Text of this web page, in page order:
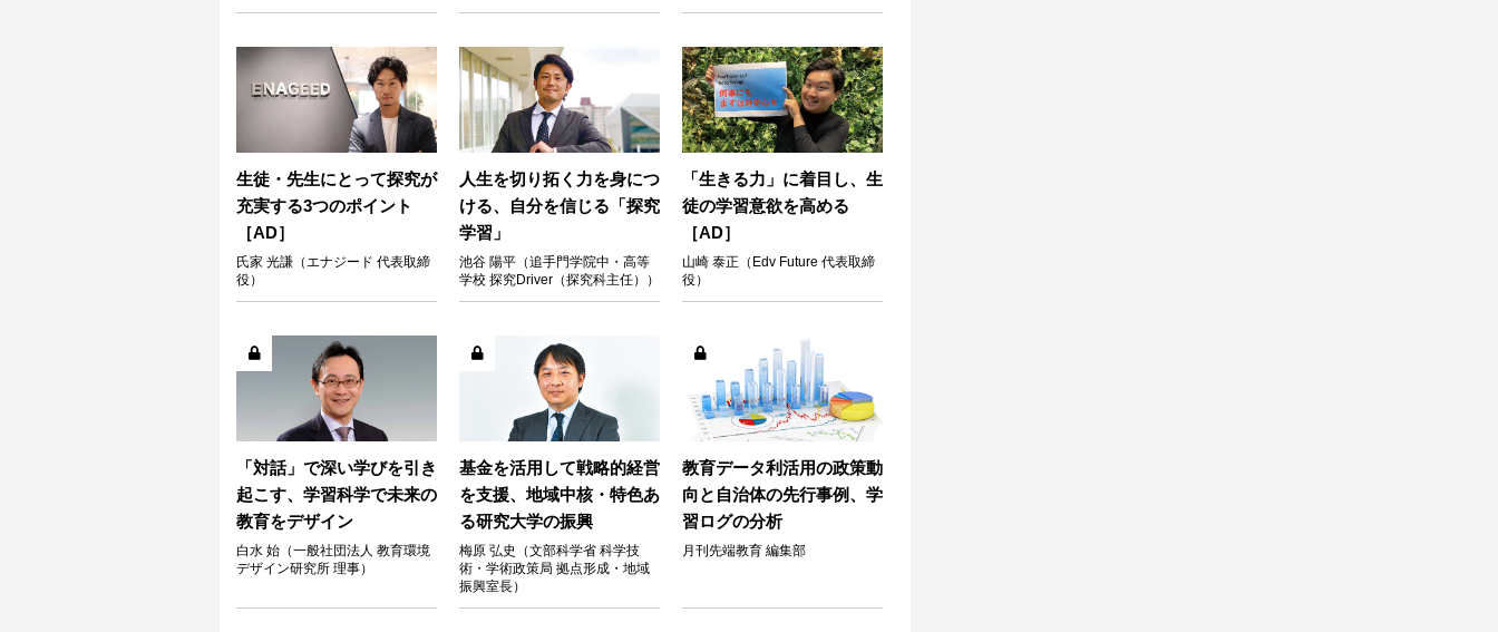
生徒・先生にとって探究が
充実する3つのポイント
［AD］
氏家 光謙（エナジード 代表取締
役）
人生を切り拓く力を身につ
ける、自分を信じる「探究
学習」
池谷 陽平（追手門学院中・高等
学校 探究Driver（探究科主任））
「生きる力」に着目し、生
徒の学習意欲を高める
［AD］
山崎 泰正（Edv Future 代表取締
役）
「対話」で深い学びを引き
起こす、学習科学で未来の
教育をデザイン
白水 始（一般社団法人 教育環境
デザイン研究所 理事）
基金を活用して戦略的経営
を支援、地域中核・特色あ
る研究大学の振興
梅原 弘史（文部科学省 科学技
術・学術政策局 拠点形成・地域
振興室長）
教育データ利活用の政策動
向と自治体の先行事例、学
習ログの分析
月刊先端教育 編集部